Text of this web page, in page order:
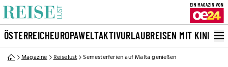
ÖSTERREICHEUROPAWELTAKTIVURLAUBREISEN MIT KINDERN
Magazine Reiselust Semesterferien auf Malta genießen